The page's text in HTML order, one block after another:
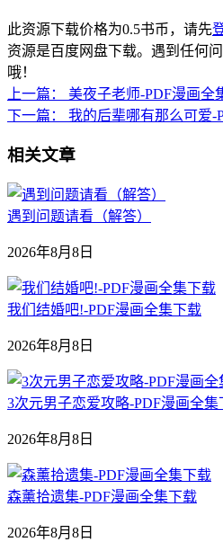
此资源下载价格为0.5书币，请先
资源是百度网盘下载。遇到任何
哦！
上一篇：
美夜子老师-PDF漫画全
下一篇：
我的后辈哪有那么可爱-
相关文章
遇到问题请看（解答）
2026年8月8日
我们结婚吧!-PDF漫画全集下载
2026年8月8日
3次元男子恋爱攻略-PDF漫画全集
2026年8月8日
森薰拾遗集-PDF漫画全集下载
2026年8月8日